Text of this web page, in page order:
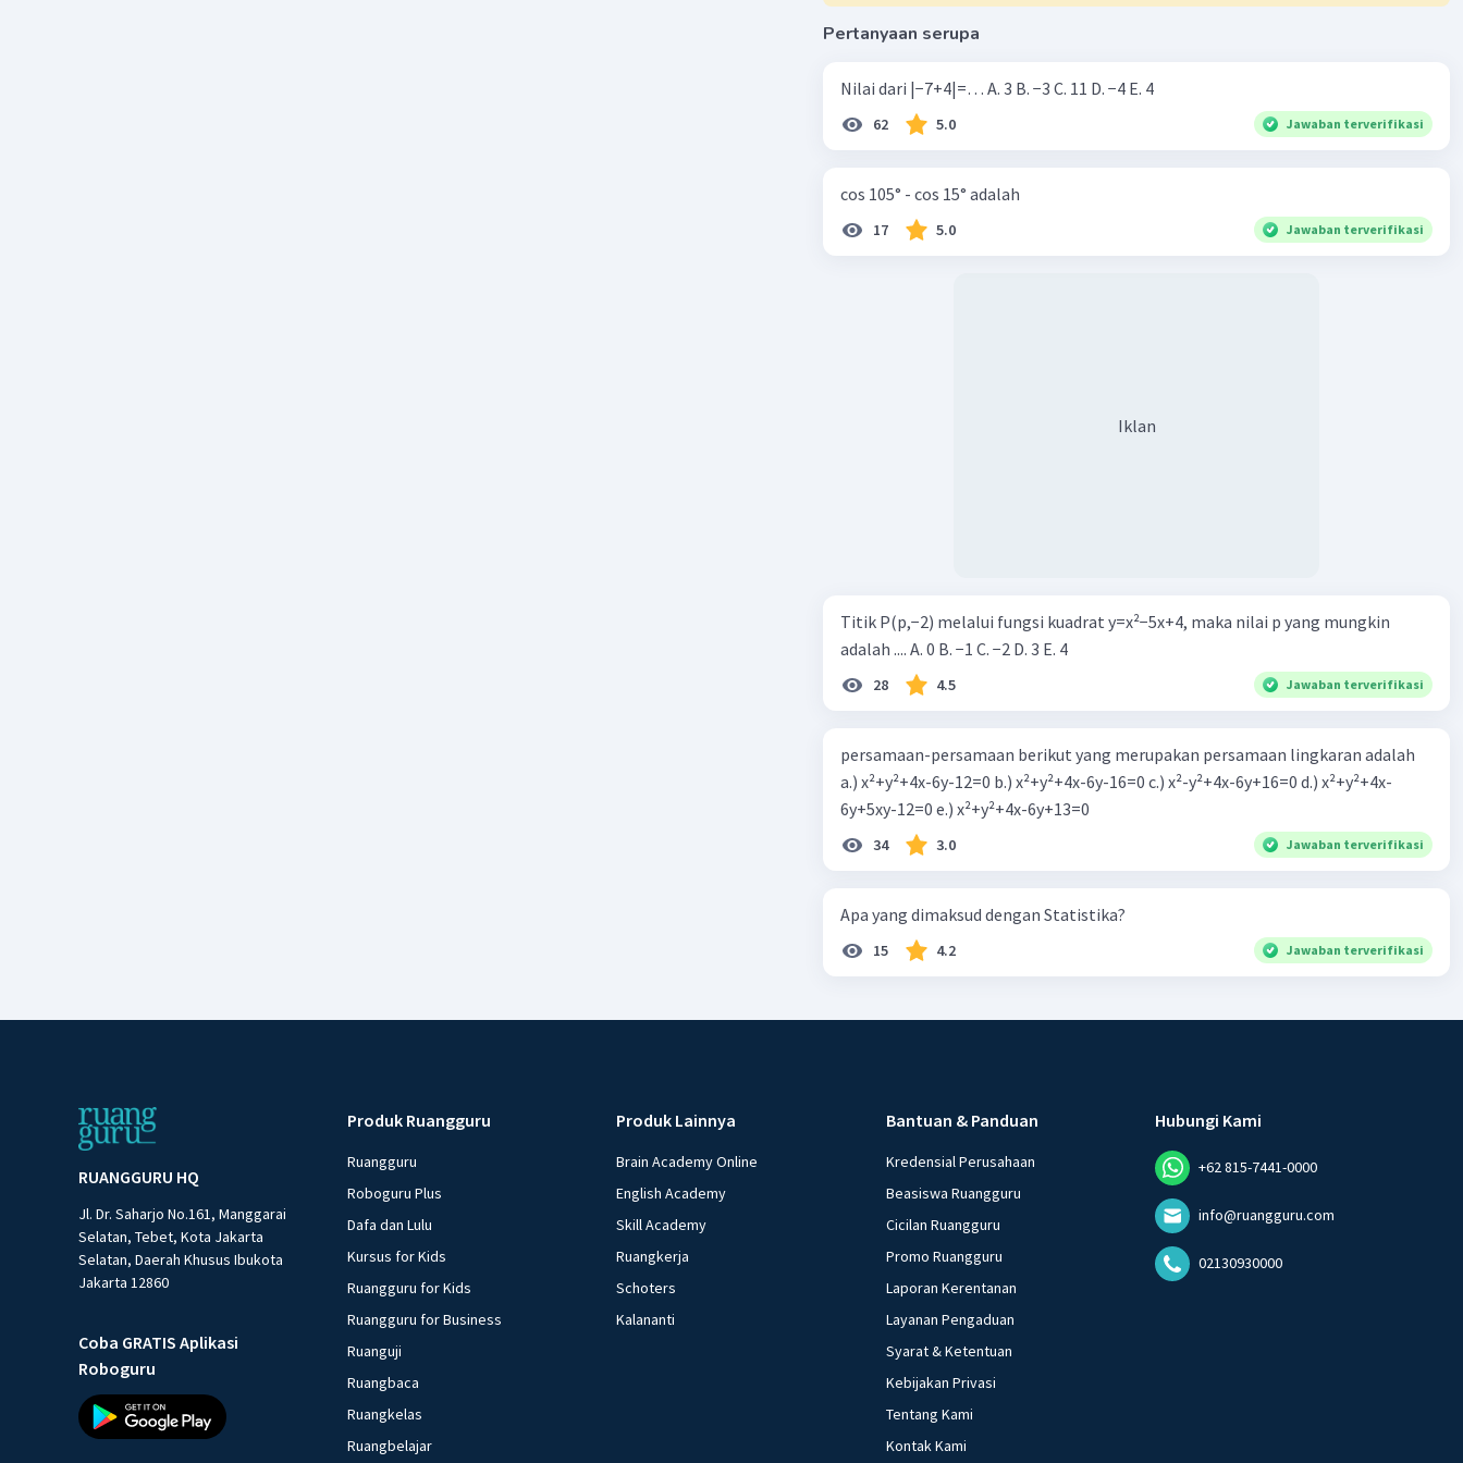
Pertanyaan serupa
Nilai dari |−7+4|=… A. 3 B. −3 C. 11 D. −4 E. 4
62 5.0 Jawaban terverifikasi
cos 105° - cos 15° adalah
17 5.0 Jawaban terverifikasi
Iklan
Titik P(p,−2) melalui fungsi kuadrat y=x²−5x+4, maka nilai p yang mungkin
adalah .... A. 0 B. −1 C. −2 D. 3 E. 4
28 4.5 Jawaban terverifikasi
persamaan-persamaan berikut yang merupakan persamaan lingkaran adalah
a.) x²+y²+4x-6y-12=0 b.) x²+y²+4x-6y-16=0 c.) x²-y²+4x-6y+16=0 d.) x²+y²+4x-
6y+5xy-12=0 e.) x²+y²+4x-6y+13=0
34 3.0 Jawaban terverifikasi
Apa yang dimaksud dengan Statistika?
15 4.2 Jawaban terverifikasi
RUANGGURU HQ
Jl. Dr. Saharjo No.161, Manggarai
Selatan, Tebet, Kota Jakarta
Selatan, Daerah Khusus Ibukota
Jakarta 12860
Coba GRATIS Aplikasi
Roboguru
Produk Ruangguru
Ruangguru
Roboguru Plus
Dafa dan Lulu
Kursus for Kids
Ruangguru for Kids
Ruangguru for Business
Ruanguji
Ruangbaca
Ruangkelas
Ruangbelajar
Produk Lainnya
Brain Academy Online
English Academy
Skill Academy
Ruangkerja
Schoters
Kalananti
Bantuan & Panduan
Kredensial Perusahaan
Beasiswa Ruangguru
Cicilan Ruangguru
Promo Ruangguru
Laporan Kerentanan
Layanan Pengaduan
Syarat & Ketentuan
Kebijakan Privasi
Tentang Kami
Kontak Kami
Hubungi Kami
+62 815-7441-0000
info@ruangguru.com
02130930000